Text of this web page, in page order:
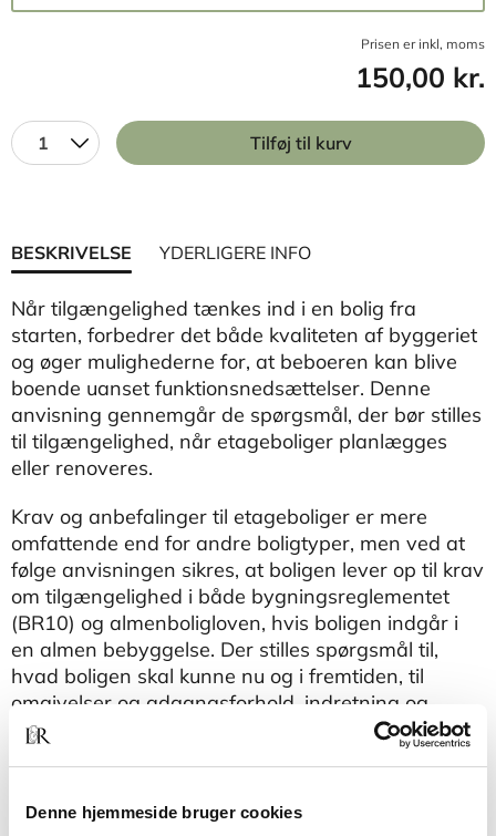
Denne hjemmeside bruger cookies
Prisen er inkl, moms
150,00 kr.
1 Tilføj til kurv
BESKRIVELSE YDERLIGERE INFO
Når tilgængelighed tænkes ind i en bolig fra
starten, forbedrer det både kvaliteten af byggeriet
og øger mulighederne for, at beboeren kan blive
boende uanset funktionsnedsættelser. Denne
anvisning gennemgår de spørgsmål, der bør stilles
til tilgængelighed, når etageboliger planlægges
eller renoveres.
Krav og anbefalinger til etageboliger er mere
omfattende end for andre boligtyper, men ved at
følge anvisningen sikres, at boligen lever op til krav
om tilgængelighed i både bygningsreglementet
(BR10) og almenboligloven, hvis boligen indgår i
en almen bebyggelse. Der stilles spørgsmål til,
hvad boligen skal kunne nu og i fremtiden, til
omgivelser og adgangsforhold, indretning og
indeklima.
efter BR15, da der i forhold til BR10 ikke er ændret